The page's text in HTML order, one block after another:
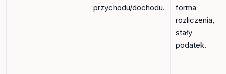
przychodu/dochodu.
forma
rozliczenia,
stały
podatek.